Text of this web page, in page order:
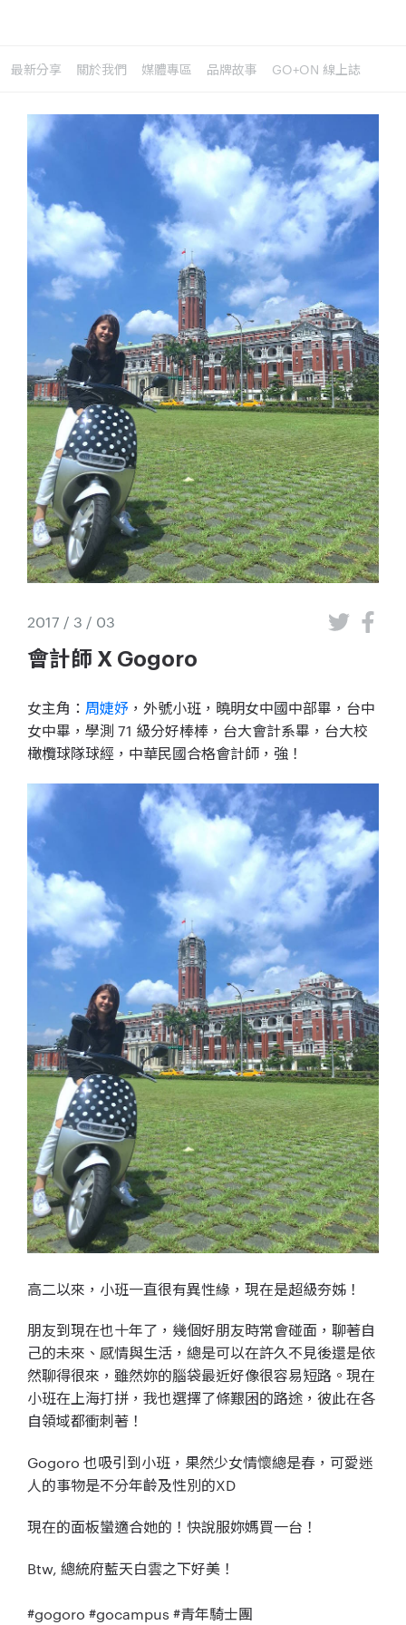
最新分享 關於我們 媒體專區 品牌故事 GO+ON 線上誌
2017 / 3 / 03
會計師 X Gogoro
女主角： 周婕妤 ，外號小班，曉明女中國中部畢，台中
女中畢，學測 71 級分好棒棒，台大會計系畢，台大校
橄欖球隊球經，中華民國合格會計師，強！
高二以來，小班一直很有異性緣，現在是超級夯姊！
朋友到現在也十年了，幾個好朋友時常會碰面，聊著自
己的未來、感情與生活，總是可以在許久不見後還是依
然聊得很來，雖然妳的腦袋最近好像很容易短路。現在
小班在上海打拼，我也選擇了條艱困的路途，彼此在各
自領域都衝刺著！
Gogoro 也吸引到小班，果然少女情懷總是春，可愛迷
人的事物是不分年齡及性別的XD
現在的面板蠻適合她的！快說服妳媽買一台！
Btw, 總統府藍天白雲之下好美！
#gogoro #gocampus #青年騎士團